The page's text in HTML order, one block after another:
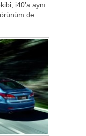
i40’a aynı
de